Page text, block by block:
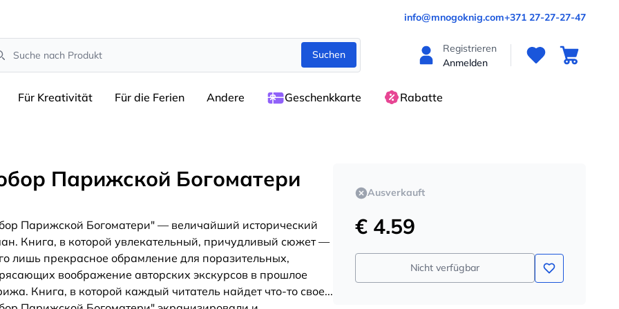
info@mnogoknig.com+371 27-27-27-47
Suchen
Registrieren
Anmelden
Für Kreativität Für die Ferien Andere Geschenkkarte Rabatte
Парижской Богоматери
Парижской Богоматери" — величайший исторический
Книга, в которой увлекательный, причудливый сюжет —
лишь прекрасное обрамление для поразительных,
воображение авторских экскурсов в прошлое
Книга, в которой каждый читатель найдет что-то свое...
Ausverkauft
€ 4.59
Nicht verfügbar